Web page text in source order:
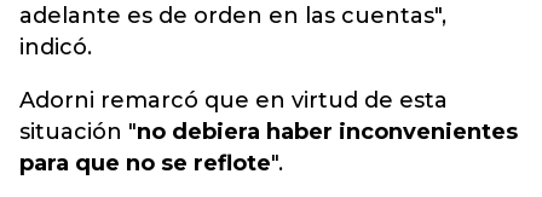
adelante es de orden en las cuentas",
indicó.
Adorni remarcó que en virtud de esta
situación "no debiera haber inconvenientes
para que no se reflote".